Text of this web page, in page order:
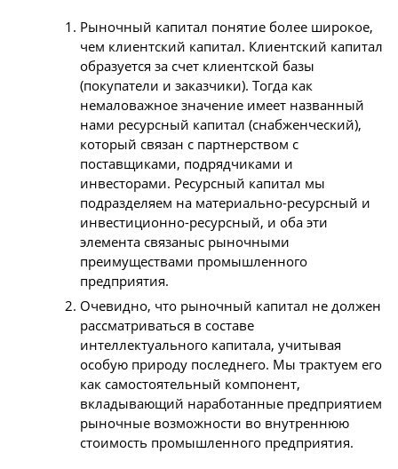
Рыночный капитал понятие более широкое,
чем клиентский капитал. Клиентский капитал
образуется за счет клиентской базы
(покупатели и заказчики). Тогда как
немаловажное значение имеет названный
нами ресурсный капитал (снабженческий),
который связан с партнерством с
поставщиками, подрядчиками и
инвесторами. Ресурсный капитал мы
подразделяем на материально-ресурсный и
инвестиционно-ресурсный, и оба эти
элемента связаныс рыночными
преимуществами промышленного
предприятия.
Очевидно, что рыночный капитал не должен
рассматриваться в составе
интеллектуального капитала, учитывая
особую природу последнего. Мы трактуем его
как самостоятельный компонент,
вкладывающий наработанные предприятием
рыночные возможности во внутреннюю
стоимость промышленного предприятия.